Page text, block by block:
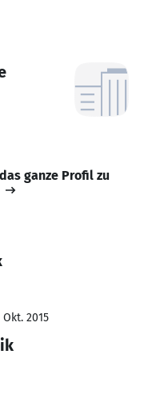
ganze Profil zu
2015